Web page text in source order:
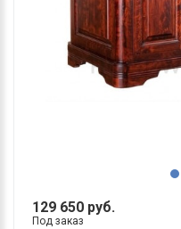
129 650 руб.
Под заказ